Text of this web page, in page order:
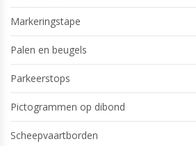
Markeringstape
Palen en beugels
Parkeerstops
Pictogrammen op dibond
Scheepvaartborden